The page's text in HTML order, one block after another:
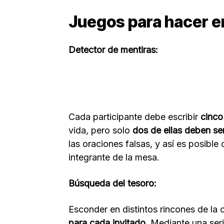
Juegos para hacer
Detector de mentiras:
Cada participante debe escribir
vida, pero solo dos de ellas deben
las oraciones falsas, y así es
integrante de la mesa.
Búsqueda del tesoro:
Esconder en distintos rincones de la